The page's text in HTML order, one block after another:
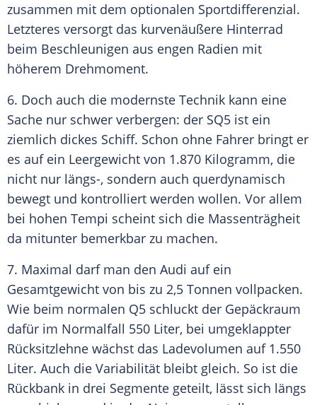
zusammen mit dem optionalen Sportdifferenzial.
Letzteres versorgt das kurvenäußere Hinterrad
beim Beschleunigen aus engen Radien mit
höherem Drehmoment.
6. Doch auch die modernste Technik kann eine
Sache nur schwer verbergen: der SQ5 ist ein
ziemlich dickes Schiff. Schon ohne Fahrer bringt er
es auf ein Leergewicht von 1.870 Kilogramm, die
nicht nur längs-, sondern auch querdynamisch
bewegt und kontrolliert werden wollen. Vor allem
bei hohen Tempi scheint sich die Massenträgheit
da mitunter bemerkbar zu machen.
7. Maximal darf man den Audi auf ein
Gesamtgewicht von bis zu 2,5 Tonnen vollpacken.
Wie beim normalen Q5 schluckt der Gepäckraum
dafür im Normalfall 550 Liter, bei umgeklappter
Rücksitzlehne wächst das Ladevolumen auf 1.550
Liter. Auch die Variabilität bleibt gleich. So ist die
Rückbank in drei Segmente geteilt, lässt sich längs